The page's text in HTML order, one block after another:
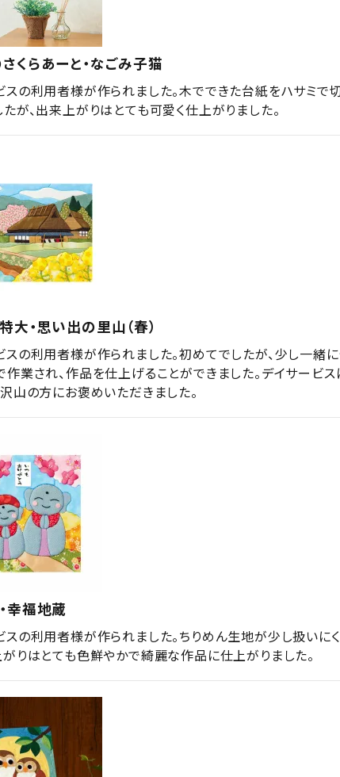
くらあーと・なごみ子猫
スの利用者様が作られました。木でできた台紙をハサミで
が、出来上がりはとても可愛く仕上がりました。
大・思い出の里山（春）
スの利用者様が作られました。初めてでしたが、少し一緒
作業され、作品を仕上げることができました。デイサービ
沢山の方にお褒めいただきました。
幸福地蔵
スの利用者様が作られました。ちりめん生地が少し扱いに
がりはとても色鮮やかで綺麗な作品に仕上がりました。